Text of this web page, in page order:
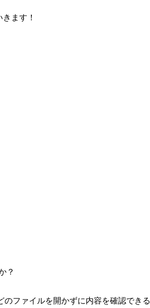
ます！
？
ファイルを開かずに内容を確認できる